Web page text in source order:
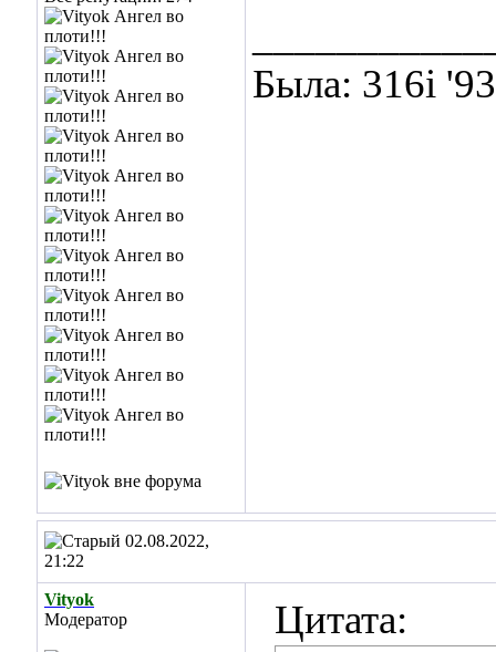
Была: 316i
02.08.2022,
21:22
Vityok
Модератор
Цитата: